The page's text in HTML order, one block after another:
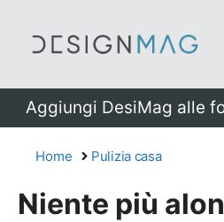
Aggiungi DesiMag alle
Home Pulizia casa
Niente più